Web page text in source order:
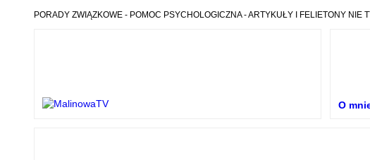
PORADY ZWIĄZKOWE - POMOC PSYCHOLOGICZNA - ARTYKUŁY I FELIETONY NIE
O